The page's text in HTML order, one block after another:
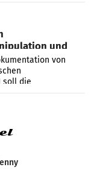
und
von
soll die
Manipulation und